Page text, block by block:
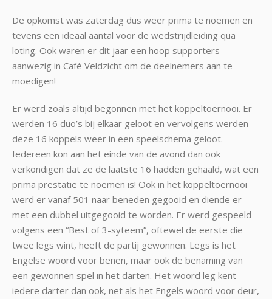
De opkomst was zaterdag dus weer prima te noemen en
tevens een ideaal aantal voor de wedstrijdleiding qua
loting. Ook waren er dit jaar een hoop supporters
aanwezig in Café Veldzicht om de deelnemers aan te
moedigen!
Er werd zoals altijd begonnen met het koppeltoernooi. Er
werden 16 duo’s bij elkaar geloot en vervolgens werden
deze 16 koppels weer in een speelschema geloot.
Iedereen kon aan het einde van de avond dan ook
verkondigen dat ze de laatste 16 hadden gehaald, wat een
prima prestatie te noemen is! Ook in het koppeltoernooi
werd er vanaf 501 naar beneden gegooid en diende er
met een dubbel uitgegooid te worden. Er werd gespeeld
volgens een “Best of 3-syteem”, oftewel de eerste die
twee legs wint, heeft de partij gewonnen. Legs is het
Engelse woord voor benen, maar ook de benaming van
een gewonnen spel in het darten. Het woord leg kent
iedere darter dan ook, net als het Engels woord voor deur,